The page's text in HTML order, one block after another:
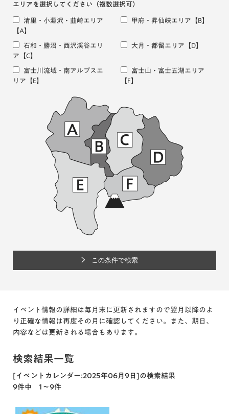
エリアを選択してください （複数選択可）
清里・小淵沢・韮崎エリア
【A】
甲府・昇仙峡エリア 【B】
石和・勝沼・西沢渓谷エリ
ア 【C】
大月・都留エリア 【D】
富士川流域・南アルプスエ
リア 【E】
富士山・富士五湖エリア
【F】
イベント情報の詳細は毎月末に更新されますので翌月以降のよ
り正確な情報は再度その月に確認してください。また、期日、
内容などは更新される場合もあります。
検索結果一覧
[イベントカレンダー:2025年06月9日]の検索結果
9件中 1～9件